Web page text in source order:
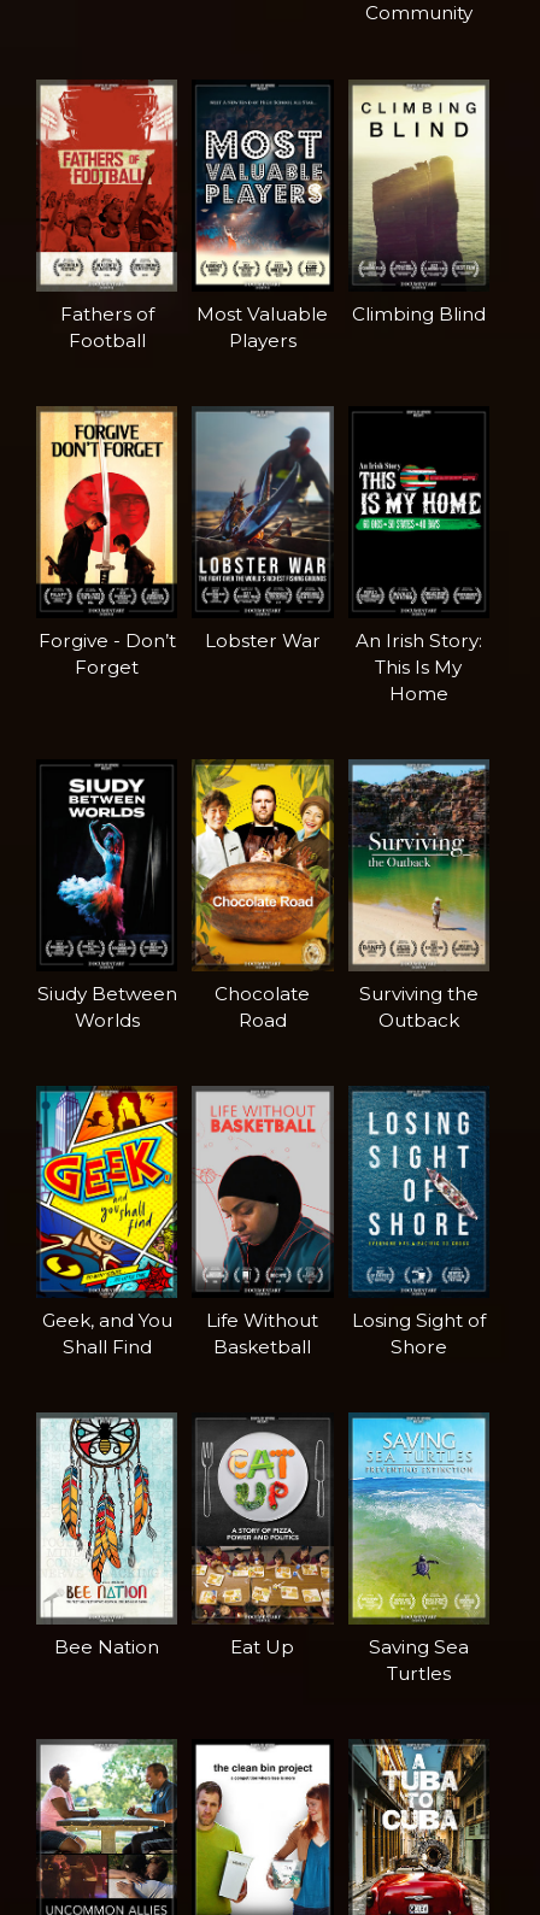
Community
Fathers of
Football
Most Valuable
Players
Climbing Blind
Forgive - Don’t
Forget
Lobster War
An Irish Story:
This Is My
Home
Siudy Between
Worlds
Chocolate
Road
Surviving the
Outback
Geek, and You
Shall Find
Life Without
Basketball
Losing Sight of
Shore
Bee Nation Eat Up
Saving Sea
Turtles